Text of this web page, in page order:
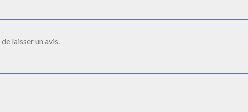
laisser un avis.